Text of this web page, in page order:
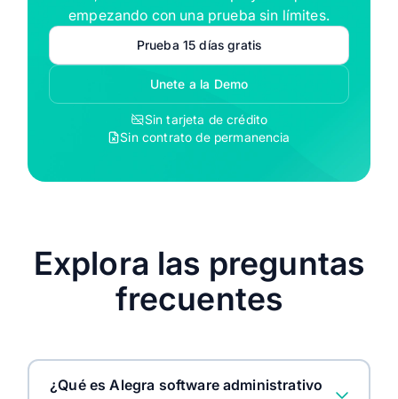
empezando con una prueba sin límites.
Prueba 15 días gratis
Unete a la Demo
Sin tarjeta de crédito
Sin contrato de permanencia
Explora las preguntas
frecuentes
¿Qué es Alegra software administrativo